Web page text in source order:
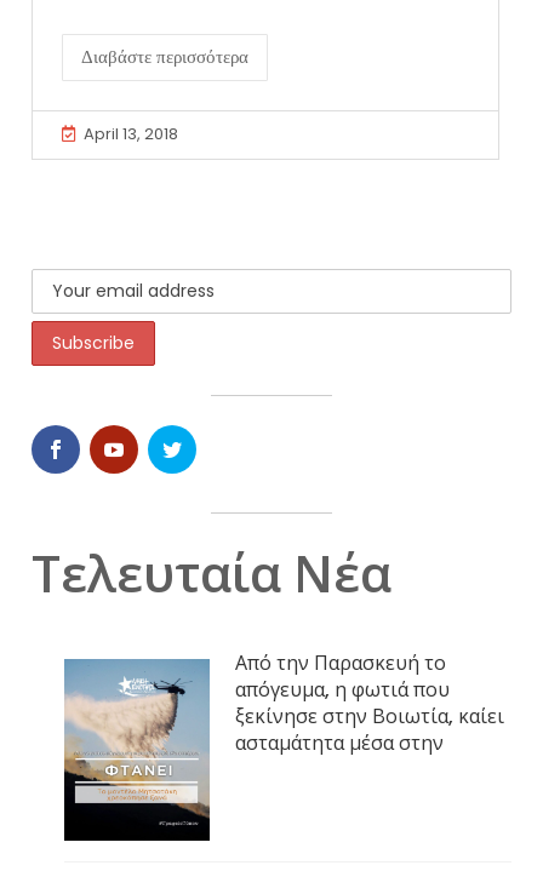
Διαβάστε περισσότερα
April 13, 2018
Τελευταία Νέα
Από την Παρασκευή το
απόγευμα, η φωτιά που
ξεκίνησε στην Βοιωτία, καίει
ασταμάτητα μέσα στην